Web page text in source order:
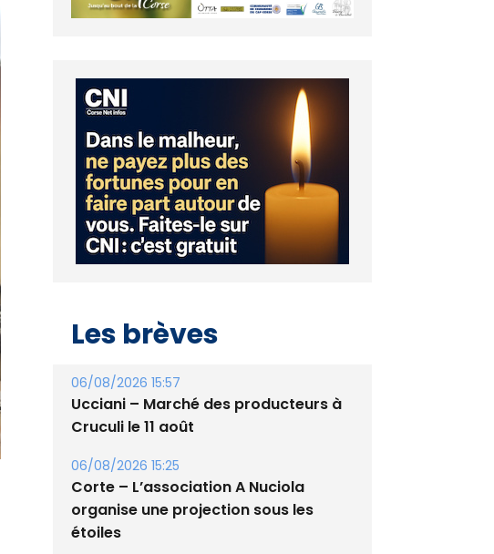
Les brèves
06/08/2026 15:57
Ucciani – Marché des producteurs à
Cruculi le 11 août
06/08/2026 15:25
Corte – L’association A Nuciola
organise une projection sous les
étoiles